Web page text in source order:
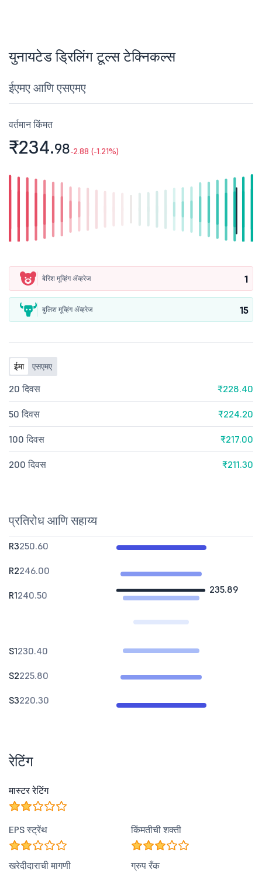
युनायटेड ड्रिलिंग टूल्स टेक्निकल्स
ईएमए आणि एसएमए
वर्तमान किंमत
₹234.98-2.88 (-1.21%)
बेरिश मूव्हिंग ॲव्हरेज 1
बुलिश मूव्हिंग ॲव्हरेज 15
ईमा एसएमए
20 दिवस ₹228.40
50 दिवस ₹224.20
100 दिवस ₹217.00
200 दिवस ₹211.30
प्रतिरोध आणि सहाय्य
235.89
R3250.60
R2246.00
R1240.50
S1230.40
S2225.80
S3220.30
रेटिंग
मास्टर रेटिंग
EPS स्ट्रेंथ किंमतीची शक्ती
खरेदीदाराची मागणी ग्रुप रँक